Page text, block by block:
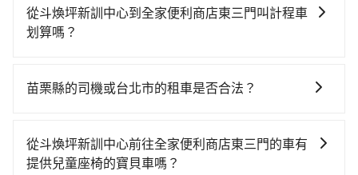
元、車程約32分鐘。抵達高鐵站後，步行進站、現場購
票並於月台排隊的時間約15分鐘，再乘坐43~49分鐘
者天候狀況，決定是步行一段路或者搭乘公車抵達最終
領有合法執照的計程車僅有400多輛，計程車的密度為雙
北的0.5%，換句話說，臨時要叫小黃的難度是雙北大城
時不需要閉目養神（因為要自己開車），最重要的是你
當天就要來回，那在苗栗路邊可隨租隨借的iRent應該是
坪新訓中心到全家便利商店東三門的花費預估為
時40元路邊停車費用預估進去，但額外的汽車保險與可
能的罰單都需自付。再者，和運的iRent只提供最基本的
從斗煥坪新訓中心到全家便利商店東三門叫計程車
划算嗎？
灣大車隊，如果在路邊攔不到車，也可考慮打電話至附
元間，但如改預約tripool可省高達$1,100。但如果你無
法提前預約，或偏好臨時叫車，那要注意苗栗縣僅有合
苗栗縣的司機或台北市的租車是否合法？
車、私家車或野雞車在招攬生意，這不僅是違法可能被
警察臨檢並趕下車，出意外後保險公司更是不會提供任
從斗煥坪新訓中心前往全家便利商店東三門的車有
提供兒童座椅的寶貝車嗎？